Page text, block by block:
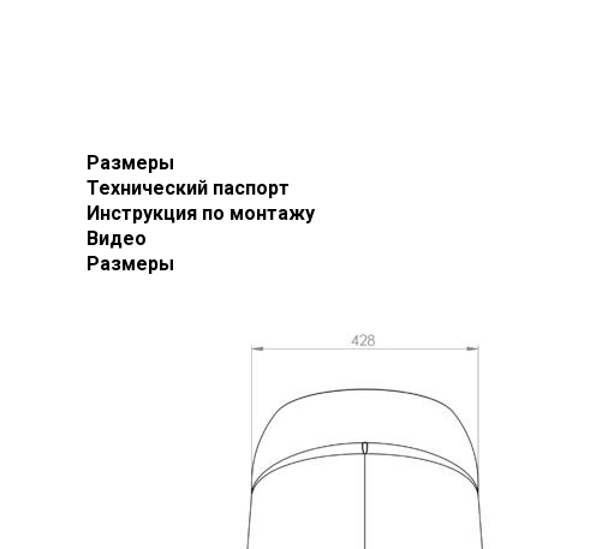
Размеры
Технический паспорт
Инструкция по монтажу
Видео
Размеры